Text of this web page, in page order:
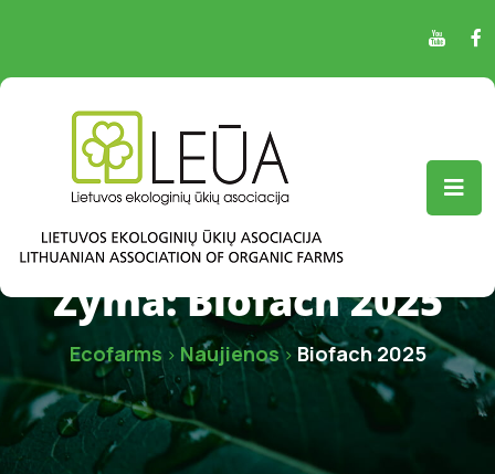
Žyma:Biofach 2025
Ecofarms> Naujienos> Biofach 2025